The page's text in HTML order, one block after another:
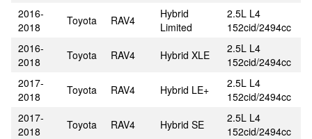
2016-
2018
Toyota RAV4
Hybrid
Limited
2.5L L4
152cid/2494cc
2016-
2018
Toyota RAV4 Hybrid XLE
2.5L L4
152cid/2494cc
2017-
2018
Toyota RAV4 Hybrid LE+
2.5L L4
152cid/2494cc
2017-
2018
Toyota RAV4 Hybrid SE
2.5L L4
152cid/2494cc